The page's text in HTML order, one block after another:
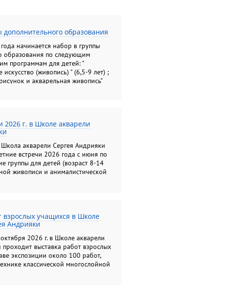
образования
начинается набор в группы
образования по следующим
программам для детей: "
искусство (живопись) " (6,5-9 лет) ;
и акварельная живопись"
искусство (рисунок,
" Колористический
букет", " Цветы:
изображения на бумаге";
портрет"
2026 г. в Школе акварели
акварели Сергея Андрияки
встречи 2026 года с июня по
группы для детей (возраст 8-14
живописи и анималистической
взрослых учащихся в Школе
Андрияки
2026 г. в Школе акварели
выставка работ взрослых
экспозиции около 100 работ,
классической многослойной
гризайли и карандашом.